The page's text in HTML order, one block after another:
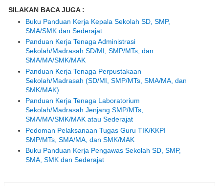
SILAKAN BACA JUGA :
Buku Panduan Kerja Kepala Sekolah SD, SMP,
SMA/SMK dan Sederajat
Panduan Kerja Tenaga Administrasi
Sekolah/Madrasah SD/MI, SMP/MTs, dan
SMA/MA/SMK/MAK
Panduan Kerja Tenaga Perpustakaan
Sekolah/Madrasah (SD/MI, SMP/MTs, SMA/MA, dan
SMK/MAK)
Panduan Kerja Tenaga Laboratorium
Sekolah/Madrasah Jenjang SMP/MTs,
SMA/MA/SMK/MAK atau Sederajat
Pedoman Pelaksanaan Tugas Guru TIK/KKPI
SMP/MTs, SMA/MA, dan SMK/MAK
Buku Panduan Kerja Pengawas Sekolah SD, SMP,
SMA, SMK dan Sederajat